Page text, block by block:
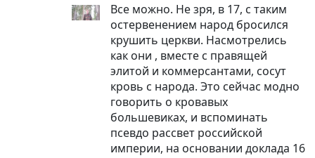
Все можно. Не зря, в 17, с таким
остервенением народ бросился
крушить церкви. Насмотрелись
как они , вместе с правящей
элитой и коммерсантами, сосут
кровь с народа. Это сейчас модно
говорить о кровавых
большевиках, и вспоминать
псевдо рассвет российской
империи, на основании доклада 16